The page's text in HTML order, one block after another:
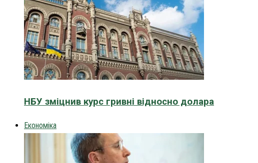
НБУ зміцнив курс гривні відносно долара
Економіка